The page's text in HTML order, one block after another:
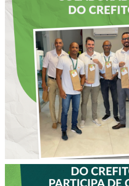
DIA DOS